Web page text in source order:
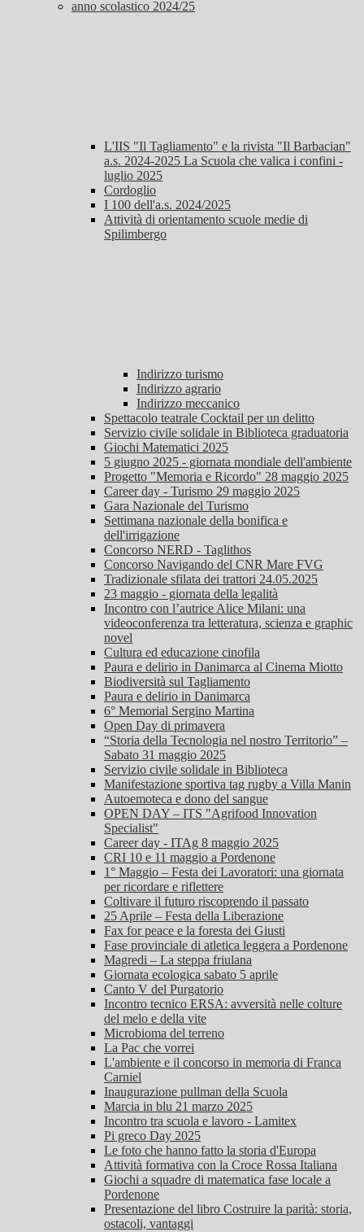
anno scolastico 2024/25
L'IIS "Il Tagliamento" e la rivista "Il Barbacian"
a.s. 2024-2025 La Scuola che valica i confini -
luglio 2025
Cordoglio
I 100 dell'a.s. 2024/2025
Attività di orientamento scuole medie di
Spilimbergo
Indirizzo turismo
Indirizzo agrario
Indirizzo meccanico
Spettacolo teatrale Cocktail per un delitto
Servizio civile solidale in Biblioteca graduatoria
Giochi Matematici 2025
5 giugno 2025 - giornata mondiale dell'ambiente
Progetto "Memoria e Ricordo" 28 maggio 2025
Career day - Turismo 29 maggio 2025
Gara Nazionale del Turismo
Settimana nazionale della bonifica e
dell'irrigazione
Concorso NERD - Taglithos
Concorso Navigando del CNR Mare FVG
Tradizionale sfilata dei trattori 24.05.2025
23 maggio - giornata della legalità
Incontro con l’autrice Alice Milani: una
videoconferenza tra letteratura, scienza e graphic
novel
Cultura ed educazione cinofila
Paura e delirio in Danimarca al Cinema Miotto
Biodiversità sul Tagliamento
Paura e delirio in Danimarca
6° Memorial Sergino Martina
Open Day di primavera
“Storia della Tecnologia nel nostro Territorio” –
Sabato 31 maggio 2025
Servizio civile solidale in Biblioteca
Manifestazione sportiva tag rugby a Villa Manin
Autoemoteca e dono del sangue
OPEN DAY – ITS "Agrifood Innovation
Specialist"
Career day - ITAg 8 maggio 2025
CRI 10 e 11 maggio a Pordenone
1° Maggio – Festa dei Lavoratori: una giornata
per ricordare e riflettere
Coltivare il futuro riscoprendo il passato
25 Aprile – Festa della Liberazione
Fax for peace e la foresta dei Giusti
Fase provinciale di atletica leggera a Pordenone
Magredi – La steppa friulana
Giornata ecologica sabato 5 aprile
Canto V del Purgatorio
Incontro tecnico ERSA: avversità nelle colture
del melo e della vite
Microbioma del terreno
La Pac che vorrei
L'ambiente e il concorso in memoria di Franca
Carniel
Inaugurazione pullman della Scuola
Marcia in blu 21 marzo 2025
Incontro tra scuola e lavoro - Lamitex
Pi greco Day 2025
Le foto che hanno fatto la storia d'Europa
Attività formativa con la Croce Rossa Italiana
Giochi a squadre di matematica fase locale a
Pordenone
Presentazione del libro Costruire la parità: storia,
ostacoli, vantaggi